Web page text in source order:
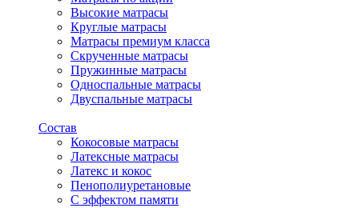
Высокие матрасы
Круглые матрасы
Матрасы премиум класса
Скрученные матрасы
Пружинные матрасы
Односпальные матрасы
Двуспальные матрасы
Состав
Кокосовые матрасы
Латексные матрасы
Латекс и кокос
Пенополиуретановые
С эффектом памяти